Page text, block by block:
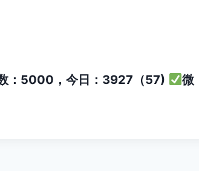
：5000，今日：3927（57) 微